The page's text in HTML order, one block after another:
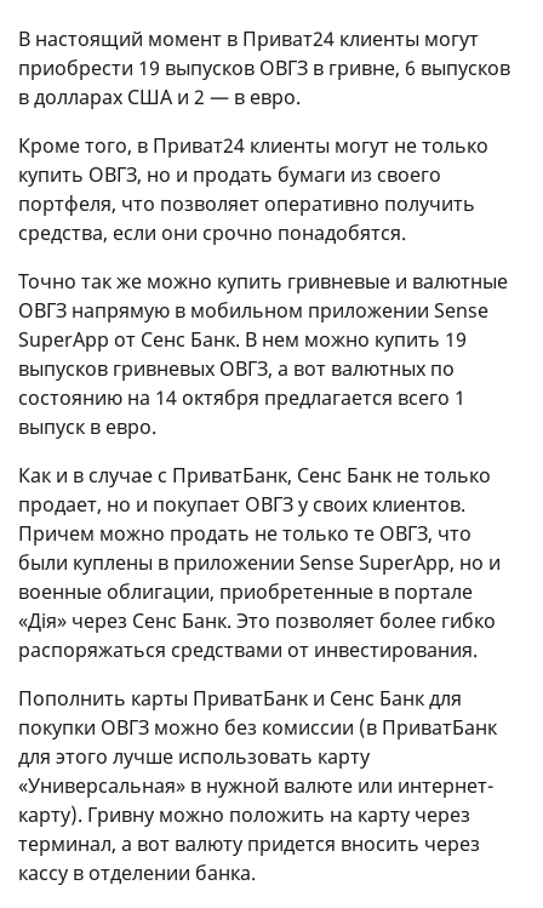
В настоящий момент в Приват24 клиенты могут
приобрести 19 выпусков ОВГЗ в гривне, 6 выпусков
в долларах США и 2 — в евро.
Кроме того, в Приват24 клиенты могут не только
купить ОВГЗ, но и продать бумаги из своего
портфеля, что позволяет оперативно получить
средства, если они срочно понадобятся.
Точно так же можно купить гривневые и валютные
ОВГЗ напрямую в мобильном приложении Sense
SuperApp от Сенс Банк. В нем можно купить 19
выпусков гривневых ОВГЗ, а вот валютных по
состоянию на 14 октября предлагается всего 1
выпуск в евро.
Как и в случае с ПриватБанк, Сенс Банк не только
продает, но и покупает ОВГЗ у своих клиентов.
Причем можно продать не только те ОВГЗ, что
были куплены в приложении Sense SuperApp, но и
военные облигации, приобретенные в портале
«Дія» через Сенс Банк. Это позволяет более гибко
распоряжаться средствами от инвестирования.
Пополнить карты ПриватБанк и Сенс Банк для
покупки ОВГЗ можно без комиссии (в ПриватБанк
для этого лучше использовать карту
«Универсальная» в нужной валюте или интернет-
карту). Гривну можно положить на карту через
терминал, а вот валюту придется вносить через
кассу в отделении банка.